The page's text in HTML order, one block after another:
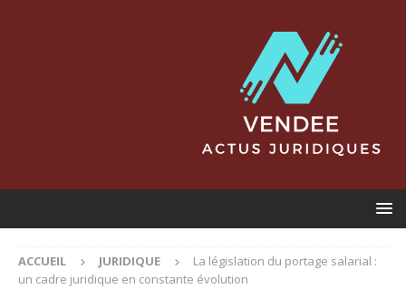
ACCUEIL JURIDIQUE
La législation du portage salarial :
un cadre juridique en constante évolution